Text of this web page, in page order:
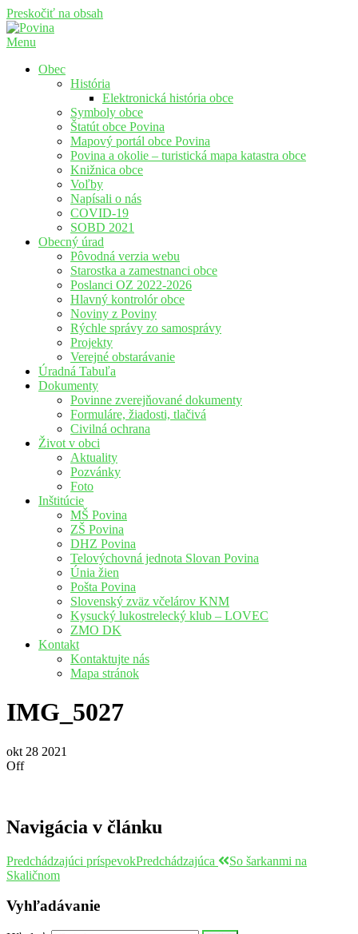
Preskočiť na obsah
Menu
Obec
História
Elektronická história obce
Symboly obce
Štatút obce Povina
Mapový portál obce Povina
Povina a okolie – turistická mapa katastra obce
Knižnica obce
Voľby
Napísali o nás
COVID-19
SOBD 2021
Obecný úrad
Pôvodná verzia webu
Starostka a zamestnanci obce
Poslanci OZ 2022-2026
Hlavný kontrolór obce
Noviny z Poviny
Rýchle správy zo samosprávy
Projekty
Verejné obstarávanie
Úradná Tabuľa
Dokumenty
Povinne zverejňované dokumenty
Formuláre, žiadosti, tlačivá
Civilná ochrana
Život v obci
Aktuality
Pozvánky
Foto
Inštitúcie
MŠ Povina
ZŠ Povina
DHZ Povina
Telovýchovná jednota Slovan Povina
Únia žien
Pošta Povina
Slovenský zväz včelárov KNM
Kysucký lukostrelecký klub – LOVEC
ZMO DK
Kontakt
Kontaktujte nás
Mapa stránok
IMG_5027
okt 28 2021
Off
Navigácia v článku
Predchádzajúci príspevokPredchádzajúca
So šarkanmi na
Skaličnom
Vyhľadávanie